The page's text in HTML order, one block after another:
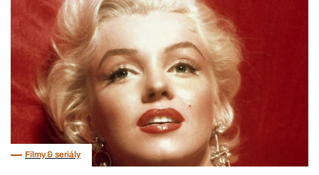
Filmy & seriály